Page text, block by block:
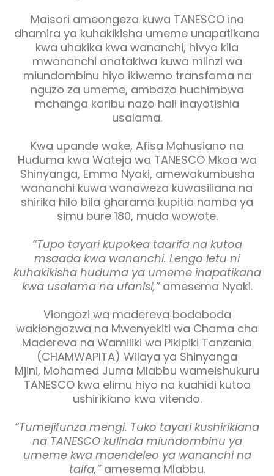
Maisori ameongeza kuwa TANESCO ina
dhamira ya kuhakikisha umeme unapatikana
kwa uhakika kwa wananchi, hivyo kila
mwananchi anatakiwa kuwa mlinzi wa
miundombinu hiyo ikiwemo transfoma na
nguzo za umeme, ambazo huchimbwa
mchanga karibu nazo hali inayotishia
usalama.
Kwa upande wake, Afisa Mahusiano na
Huduma kwa Wateja wa TANESCO Mkoa wa
Shinyanga, Emma Nyaki, amewakumbusha
wananchi kuwa wanaweza kuwasiliana na
shirika hilo bila gharama kupitia namba ya
simu bure 180, muda wowote.
“Tupo tayari kupokea taarifa na kutoa
msaada kwa wananchi. Lengo letu ni
kuhakikisha huduma ya umeme inapatikana
kwa usalama na ufanisi,”amesema Nyaki.
Viongozi wa madereva bodaboda
wakiongozwa na Mwenyekiti wa Chama cha
Madereva na Wamiliki wa Pikipiki Tanzania
(CHAMWAPITA) Wilaya ya Shinyanga
Mjini, Mohamed Juma Mlabbu wameishukuru
TANESCO kwa elimu hiyo na kuahidi kutoa
ushirikiano kwa vitendo.
“Tumejifunza mengi. Tuko tayari kushirikiana
na TANESCO kulinda miundombinu ya
umeme kwa maendeleo ya wananchi na
taifa,”amesema Mlabbu.